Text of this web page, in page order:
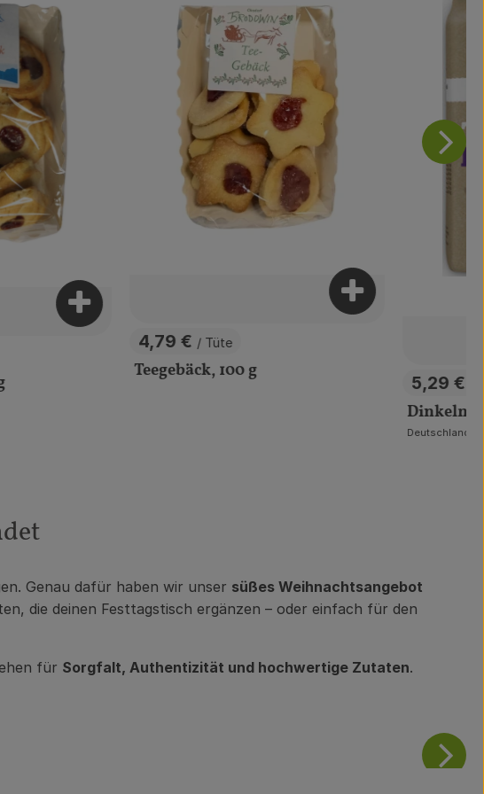
Produkt zum Warenkorb hinzufügen
, Preis:
4,79 € / Tüte
Teegebäck, 100 g
Produkt zum
, Preis:
5,29 €
, Herkunft:
Deutschland
Genau dafür haben wir unser süßes Weihnachtsangebot
die deinen Festtagstisch ergänzen – oder einfach für den
für Sorgfalt, Authentizität und hochwertige Zutaten.